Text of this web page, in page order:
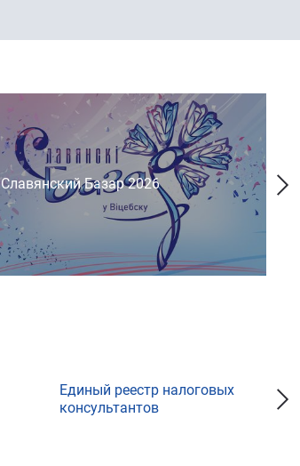
Славянский Базар 2026
Единый реестр налоговых
консультантов